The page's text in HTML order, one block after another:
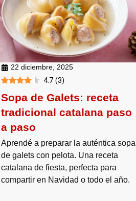
22 diciembre, 2025
4.7 (3)
Sopa de Galets: receta
tradicional catalana paso
a paso
Aprendé a preparar la auténtica sopa
de galets con pelota. Una receta
catalana de fiesta, perfecta para
compartir en Navidad o todo el año.